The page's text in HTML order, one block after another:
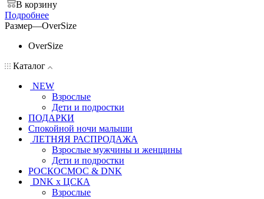
В корзину
Подробнее
Размер—OverSize
OverSize
Каталог
NEW
Взрослые
Дети и подростки
ПОДАРКИ
Спокойной ночи малыши
ЛЕТНЯЯ РАСПРОДАЖА
Взрослые мужчины и женщины
Дети и подростки
РОСКОСМОС & DNK
DNK x ЦСКА
Взрослые